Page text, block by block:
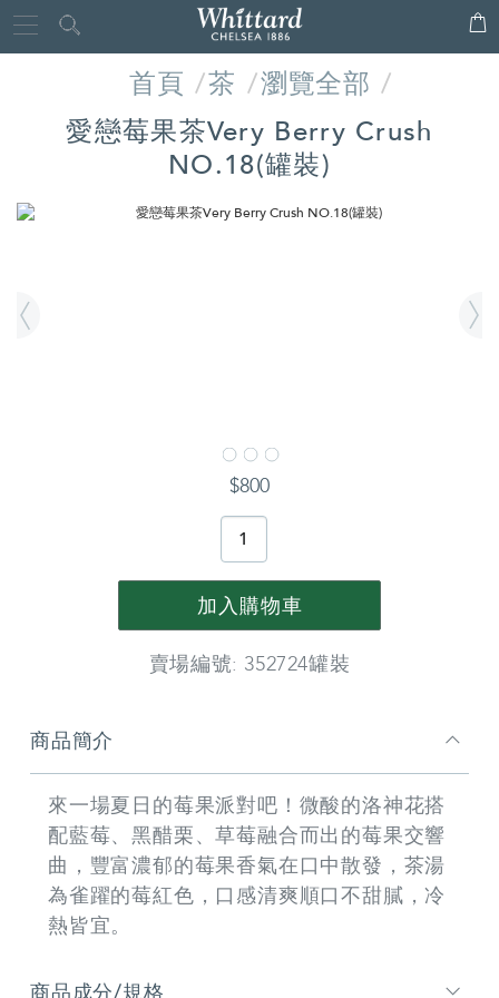
Close
Whittard
of
Chelsea
首頁 茶
瀏覽全部
愛戀莓果茶Very Berry Crush
NO.18(罐裝)
IMAGES
$800
加入購物車
賣場編號: 352724罐裝
品商品簡介
來一場夏日的莓果派對吧！微酸的洛神花搭
配藍莓、黑醋栗、草莓融合而出的莓果交響
曲，豐富濃郁的莓果香氣在口中散發，茶湯
為雀躍的莓紅色，口感清爽順口不甜膩，冷
熱皆宜。
商品成分/規格